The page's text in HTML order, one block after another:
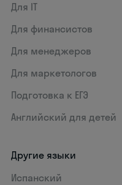
Для IT
Для финансистов
Для менеджеров
Для маркетологов
Подготовка к ЕГЭ
Английский для детей
Другие языки
Испанский